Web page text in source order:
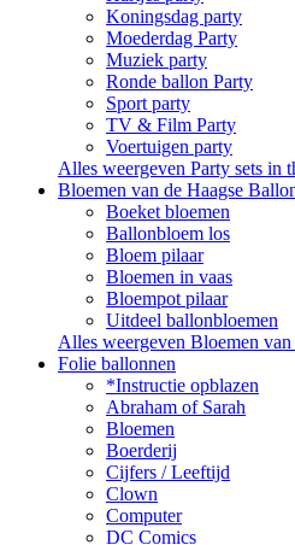
Koningsdag party
Moederdag Party
Muziek party
Ronde ballon Party
Sport party
TV & Film Party
Voertuigen party
Alles weergeven Party sets in
Bloemen van de Haagse
Boeket bloemen
Ballonbloem los
Bloem pilaar
Bloemen in vaas
Bloempot pilaar
Uitdeel ballonbloemen
Alles weergeven Bloemen
Folie ballonnen
*Instructie opblazen
Abraham of Sarah
Bloemen
Boerderij
Cijfers / Leeftijd
Clown
Computer
DC Comics